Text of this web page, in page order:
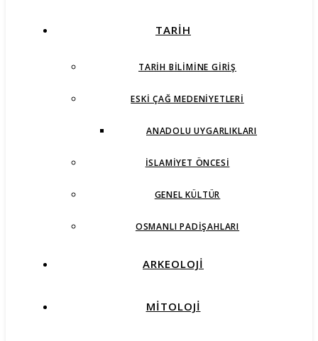
TARİH
TARIH BILIMINE GIRIŞ
ESKI ÇAĞ MEDENIYETLERI
ANADOLU UYGARLIKLARI
İSLAMIYET ÖNCESI
GENEL KÜLTÜR
OSMANLI PADIŞAHLARI
ARKEOLOJİ
MİTOLOJİ